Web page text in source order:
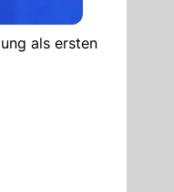
als ersten